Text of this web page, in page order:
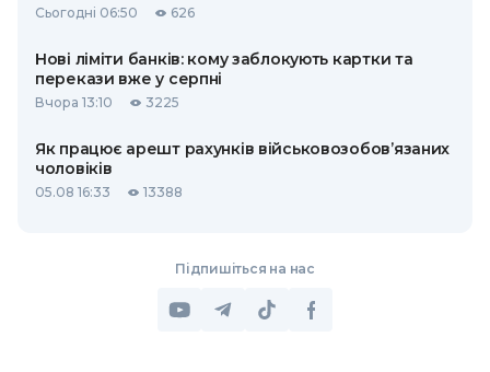
Сьогодні 06:50 626
Нові ліміти банків: кому заблокують картки та
перекази вже у серпні
Вчора 13:10 3225
Як працює арешт рахунків військовозобов’язаних
чоловіків
05.08 16:33 13388
Підпишіться на нас